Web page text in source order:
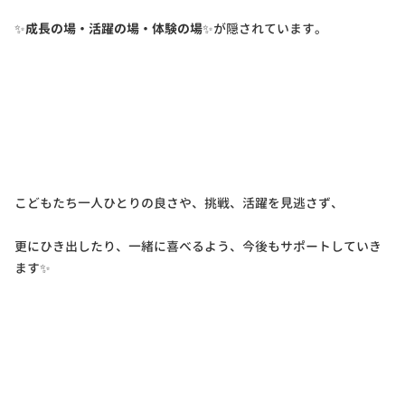
✨成長の場・活躍の場・体験の場✨が隠されています。
こどもたち一人ひとりの良さや、挑戦、活躍を見逃さず、
更にひき出したり、一緒に喜べるよう、今後もサポートしていき
ます✨